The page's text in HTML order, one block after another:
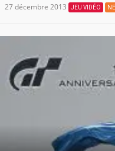
27 décembre 2013 JEU VIDÉO